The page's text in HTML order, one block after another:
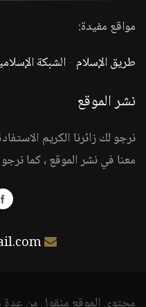
مواقع مفيدة:
طريق الإسلام -الشبكة
نشر الموقع
نرجو لك زائرنا الكريم
معنا في نشر الموقع ، كما